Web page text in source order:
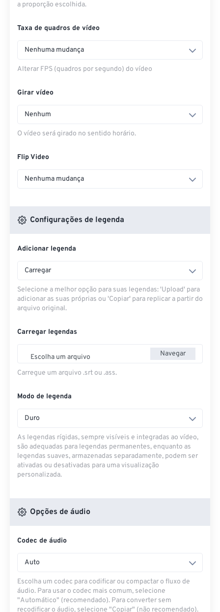
a proporção escolhida.
Taxa de quadros de vídeo
Nenhuma mudança
Alterar FPS (quadros por segundo) do vídeo
Girar vídeo
Nenhum
O vídeo será girado no sentido horário.
Flip Video
Nenhuma mudança
Configurações de legenda
Adicionar legenda
Carregar
Selecione a melhor opção para suas legendas: 'Upload' para
adicionar as suas próprias ou 'Copiar' para replicar a partir do
arquivo original.
Carregar legendas
Escolha um arquivo Navegar
Carregue um arquivo .srt ou .ass.
Modo de legenda
Duro
As legendas rígidas, sempre visíveis e integradas ao vídeo,
são adequadas para legendas permanentes, enquanto as
legendas suaves, armazenadas separadamente, podem ser
ativadas ou desativadas para uma visualização
personalizada.
Opções de áudio
Codec de áudio
Auto
Escolha um codec para codificar ou compactar o fluxo de
áudio. Para usar o codec mais comum, selecione
"Automático" (recomendado). Para converter sem
recodificar o áudio, selecione "Copiar" (não recomendado).